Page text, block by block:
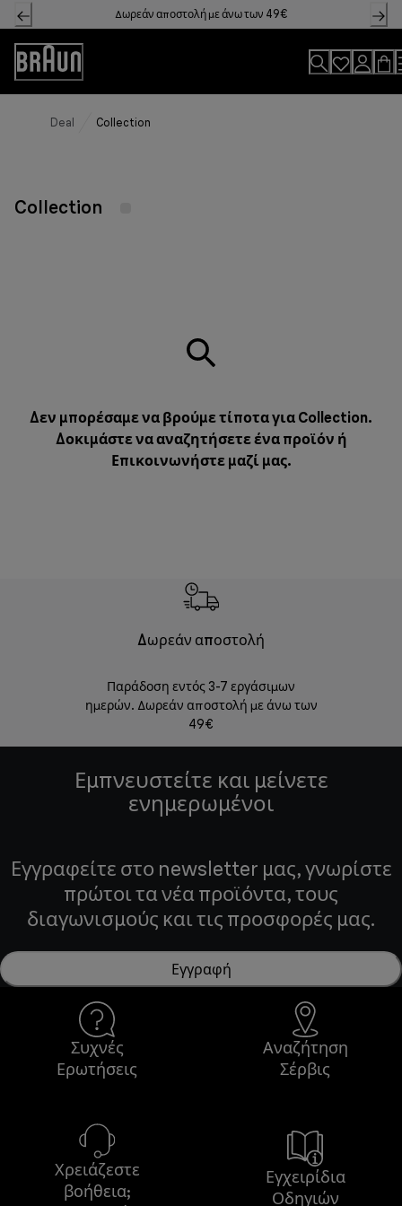
Skip
to
Content
Δωρεάν αποστολή με άνω των 49€
Accessibility
Statement
Deal Collection
Collection
Δεν μπορέσαμε να βρούμε τίποτα για Collection.
Δοκιμάστε να αναζητήσετε ένα προϊόν ή
Επικοινωνήστε μαζί μας.
Δωρεάν αποστολή
Παράδοση εντός 3-7 εργάσιμων
ημερών. Δωρεάν αποστολή με άνω των
49€
Εμπνευστείτε και μείνετε
ενημερωμένοι
Εγγραφείτε στο newsletter μας, γνωρίστε
πρώτοι τα νέα προϊόντα, τους
διαγωνισμούς και τις προσφορές μας.
Εγγραφή
Συχνές
Ερωτήσεις
Αναζήτηση
Σέρβις
Χρειάζεστε
βοήθεια;
Εγχειρίδια
Οδηγιών